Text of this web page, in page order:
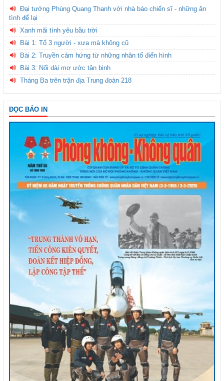
Đại tướng Phùng Quang Thanh với nhà báo chiến sĩ - những ân
tình để lại
Xanh mãi tình yêu bầu trời
Bài 1: Tổ 3 người - xưa mà không cũ
Bài 2: Truyền cảm hứng từ những nhân tố điển hình
Bài 3: Nối dài mơ ước tân binh
Tháng Ba trên trận địa Trung đoàn 218
ĐỌC BÁO IN